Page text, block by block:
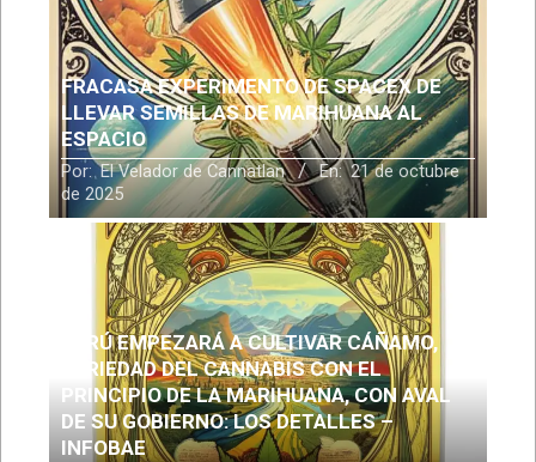
FRACASA EXPERIMENTO DE SPACEX DE
LLEVAR SEMILLAS DE MARIHUANA AL
ESPACIO
Por: El Velador de Cannatlan En: 21 de octubre
de 2025
PERÚ EMPEZARÁ A CULTIVAR CÁÑAMO,
VARIEDAD DEL CANNABIS CON EL
PRINCIPIO DE LA MARIHUANA, CON AVAL
DE SU GOBIERNO: LOS DETALLES –
INFOBAE